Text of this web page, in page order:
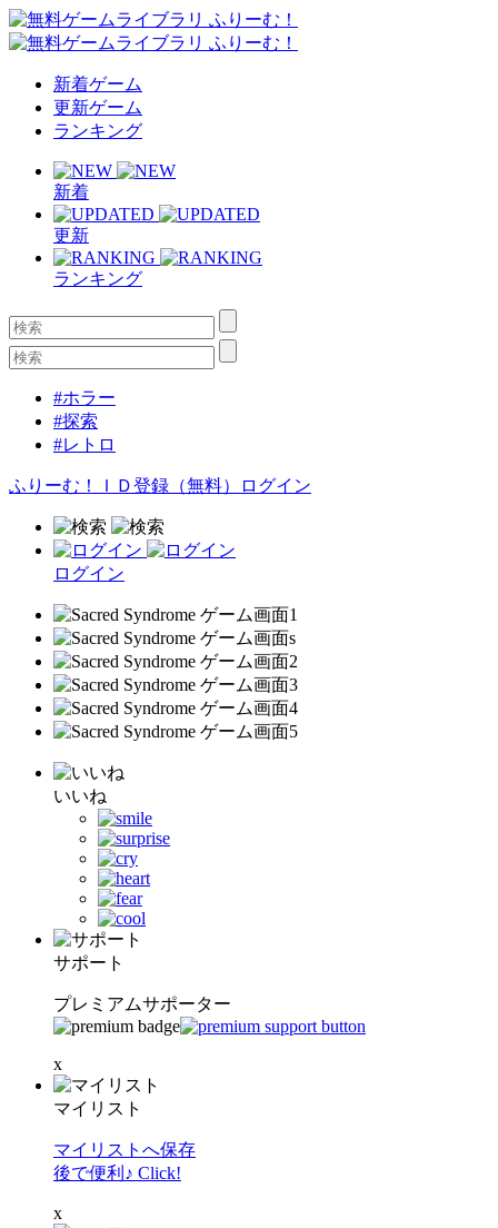
新着ゲーム
更新ゲーム
ランキング
新着
更新
ランキング
#ホラー
#探索
#レトロ
ふりーむ！ＩＤ登録（無料） ログイン
ログイン
いいね
サポート
プレミアムサポーター
x
マイリスト
マイリストへ保存
後で便利♪ Click!
x